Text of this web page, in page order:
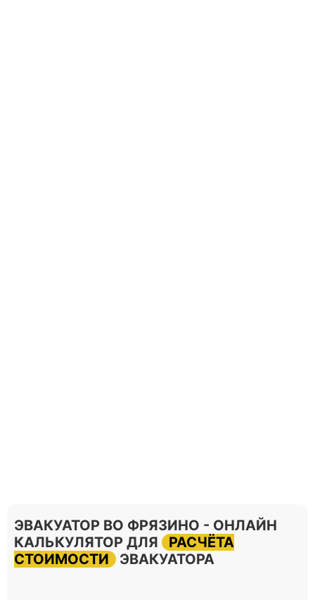
ЭВАКУАТОР ВО ФРЯЗИНО - ОНЛАЙН
КАЛЬКУЛЯТОР ДЛЯ
РАСЧЁТА
СТОИМОСТИ
ЭВАКУАТОРА